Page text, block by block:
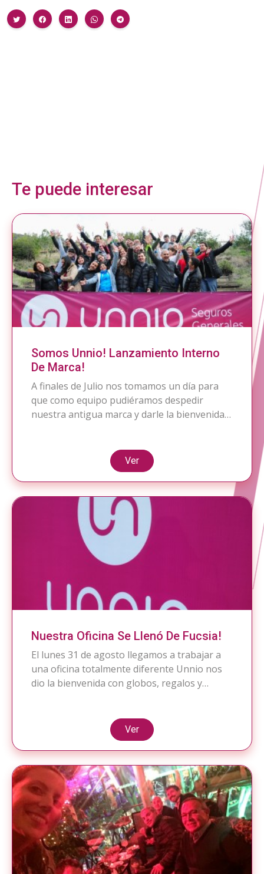
Te puede interesar
Somos Unnio! Lanzamiento Interno
De Marca!
A finales de Julio nos tomamos un día para
que como equipo pudiéramos despedir
nuestra antigua marca y darle la bienvenida a
quieres ver más? pincha el link y visita
nuestro album de fotos en nuestra fan page.
No olvides […]
Ver
Nuestra Oficina Se Llenó De Fucsia!
El lunes 31 de agosto llegamos a trabajar a
una oficina totalmente diferente Unnio nos
dio la bienvenida con globos, regalos y
llevará a nuestro fan page donde podrás ver
algunas imágenes. No olvides ponernos ME
GUSTA! […]
Ver